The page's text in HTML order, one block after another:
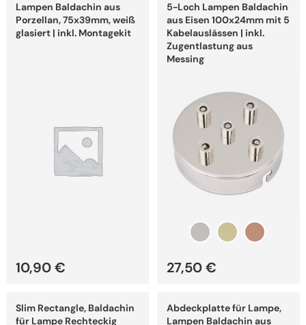
Lampen Baldachin aus
Porzellan, 75x39mm, weiß
glasiert | inkl. Montagekit
10,90€
Produkt
weist
mehrere
Varianten
5-Loch Lampen Baldachin
aus Eisen 100x24mm mit 5
Kabelauslässen | inkl.
Zugentlastung aus
Messing
27,50€
Produkt
weist
mehrere
Varianten
auf.
Die
Produktseite
gewählt
Slim Rectangle, Baldachin
für Lampe Rechteckig
Produkt
weist
Abdeckplatte für Lampe,
Lampen Baldachin aus
Produkt
weist